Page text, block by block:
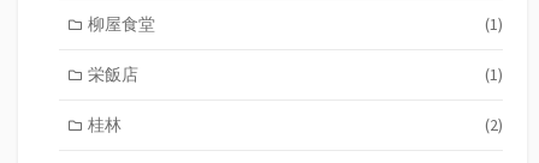
柳屋食堂 (1)
栄飯店 (1)
桂林 (2)